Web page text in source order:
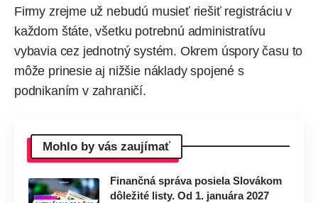
Firmy zrejme už nebudú musieť riešiť registráciu v
každom štáte, všetku potrebnú administratívu
vybavia cez jednotný systém. Okrem úspory času to
môže prinesie aj nižšie náklady spojené s
podnikaním v zahraničí.
Mohlo by vás zaujímať
Finančná správa posiela Slovákom
dôležité listy. Od 1. januára 2027